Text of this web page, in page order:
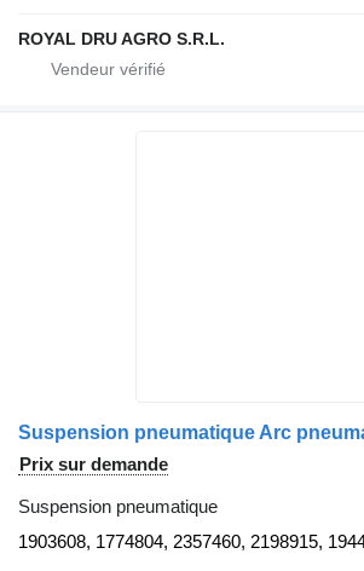
ROYAL DRU AGRO S.R.L.
Prix sur demande
Suspension pneumatique
1903608, 1774804, 2357460, 2198915,